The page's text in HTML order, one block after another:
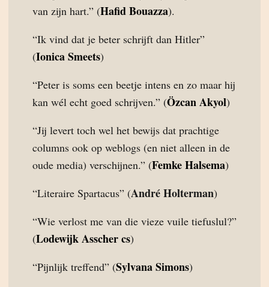
van zijn hart.” (Hafid Bouazza).
“Ik vind dat je beter schrijft dan Hitler”
(Ionica Smeets)
“Peter is soms een beetje intens en zo maar hij
kan wél echt goed schrijven.” (Özcan Akyol)
“Jij levert toch wel het bewijs dat prachtige
columns ook op weblogs (en niet alleen in de
oude media) verschijnen.” (Femke Halsema)
“Literaire Spartacus” (André Holterman)
“Wie verlost me van die vieze vuile tiefuslul?”
(Lodewijk Asscher cs)
“Pijnlijk treffend” (Sylvana Simons)